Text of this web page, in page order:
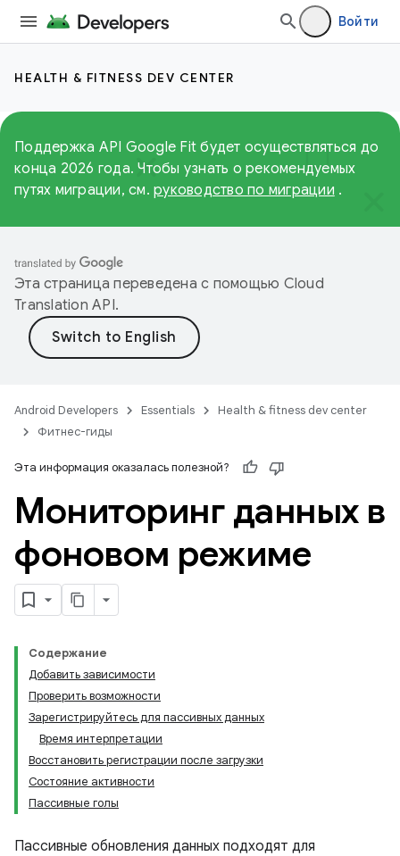
Войти
HEALTH & FITNESS DEV CENTER
Поддержка API Google Fit будет осуществляться до
конца 2026 года. Чтобы узнать о рекомендуемых
путях миграции, см. руководство по миграции .
Эта страница переведена с помощью Cloud
Translation API.
Android Developers Essentials
Health & fitness dev center
Фитнес-гиды
Эта информация оказалась полезной?
Мониторинг данных в
фоновом режиме
Содержание
Добавить зависимости
Проверить возможности
Зарегистрируйтесь для пассивных данных
Время интерпретации
Восстановить регистрации после загрузки
Состояние активности
Пассивные голы
Пассивные обновления данных подходят для